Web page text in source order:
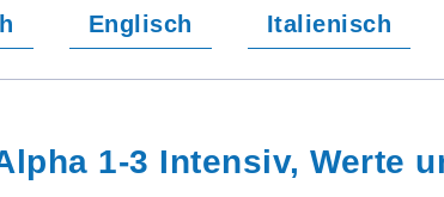
Englisch Italienisch
1-3 Intensiv, Werte